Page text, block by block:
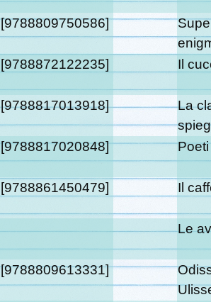
[9788809750586]
[9788872122235] Il
[9788817013918]
La
[9788817020848]
[9788861450479] Il
Le
[9788809613331]